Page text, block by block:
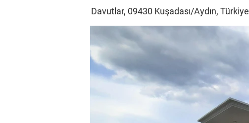
Davutlar, 09430 Kuşadası/Aydın, Türkiye